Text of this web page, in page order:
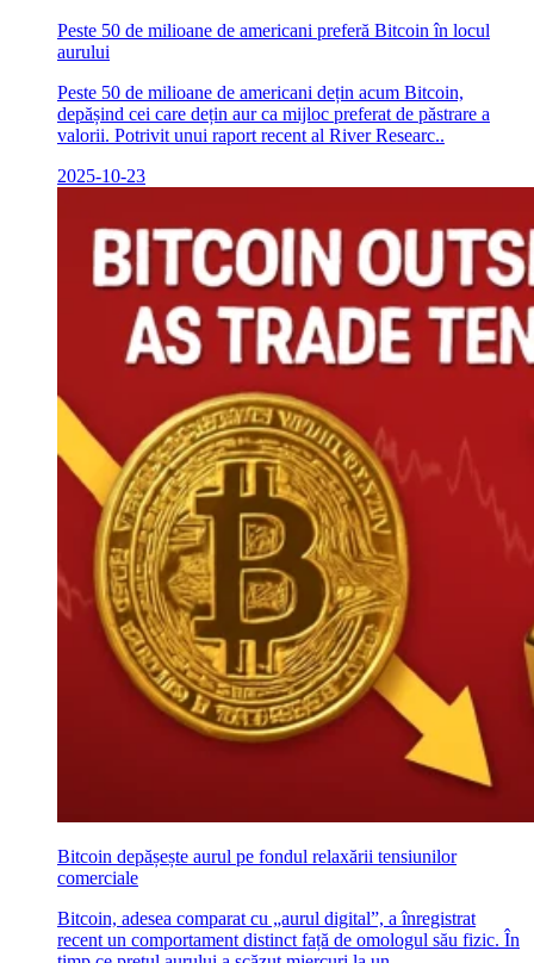
Peste 50 de milioane de americani preferă Bitcoin în locul
aurului
Peste 50 de milioane de americani dețin acum Bitcoin,
depășind cei care dețin aur ca mijloc preferat de păstrare a
valorii. Potrivit unui raport recent al River Researc..
2025-10-23
Bitcoin depășește aurul pe fondul relaxării tensiunilor
comerciale
Bitcoin, adesea comparat cu „aurul digital”, a înregistrat
recent un comportament distinct față de omologul său fizic. În